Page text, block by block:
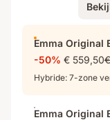
versterkte
rand
Emma Original
-50% € 559,50
Hybride: 7-zone
Emma Original